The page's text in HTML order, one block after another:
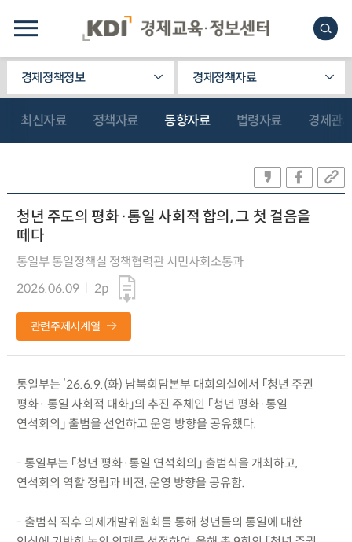
경제정책정보 경제정책자료
최신자료 정책자료 동향자료 법령자료 경제관
청년 주도의 평화·통일 사회적 합의, 그 첫 걸음을
떼다
통일부 통일정책실 정책협력관 시민사회소통과
2026.06.09
2p
관련주제시계열
통일부는 ’26.6.9.(화) 남북회담본부 대회의실에서 「청년 주권
평화· 통일 사회적 대화」의 추진 주체인 「청년 평화·통일
연석회의」 출범을 선언하고 운영 방향을 공유했다.
- 통일부는 「청년 평화·통일 연석회의」 출범식을 개최하고,
연석회의 역할 정립과 비전, 운영 방향을 공유함.
- 출범식 직후 의제개발위원회를 통해 청년들의 통일에 대한